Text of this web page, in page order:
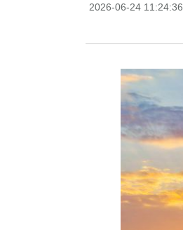
2026-06-24 11:24:36